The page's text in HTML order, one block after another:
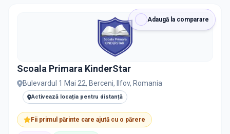
Adaugă la comparare
Scoala Primara KinderStar
Bulevardul 1 Mai 22, Berceni, Ilfov, Romania
Activează locația pentru distanță
Fii primul părinte care ajută cu o părere